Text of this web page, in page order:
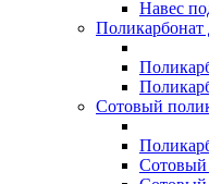
Навес
Поликарбонат
Сотовый
Сотовый